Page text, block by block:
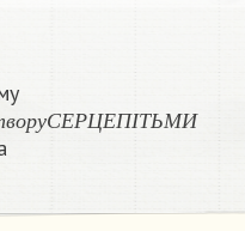
в о р у С Е Р Ц Е П І Т Ь М И
о